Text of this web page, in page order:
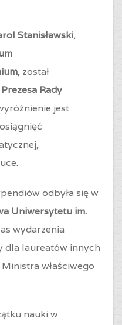
Stanisławski,
, został
Rady
jest
odbyła się w
Uniwersytetu im.
wydarzenia
dla laureatów innych
właściwego
nauki w